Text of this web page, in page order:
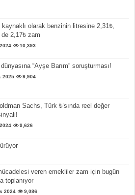
kaynaklı olarak benzinin litresine 2,31₺,
de 2,17₺ zam
10,393
“Ayşe Barım” soruşturması!
2025 9,904
Sachs, Türk ₺’sında reel değer
9,626
veren emekliler zam için bugün
toplanıyor
2024 9,086